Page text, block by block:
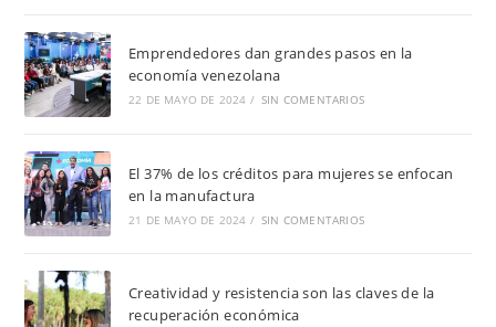
Emprendedores dan grandes pasos en la
economía venezolana
22 DE MAYO DE 2024 / SIN COMENTARIOS
El 37% de los créditos para mujeres se enfocan
en la manufactura
21 DE MAYO DE 2024 / SIN COMENTARIOS
Creatividad y resistencia son las claves de la
recuperación económica